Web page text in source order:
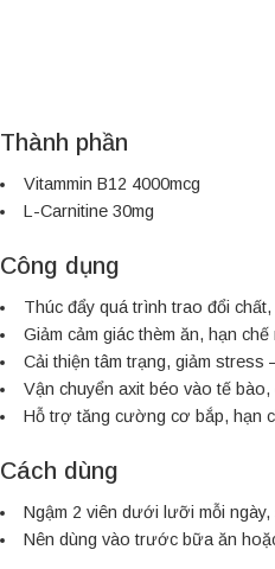
Thành phần
Vitammin B12 4000mcg
L-Carnitine 30mg
Công dụng
Thúc đẩy quá trình trao đổi
Giảm cảm giác thèm ăn, hạn
Cải thiện tâm trạng, giảm stress
Vận chuyển axit béo vào tế
Hỗ trợ tăng cường cơ bắp, hạn
Cách dùng
Ngậm 2 viên dưới lưỡi mỗi
Nên dùng vào trước bữa ăn